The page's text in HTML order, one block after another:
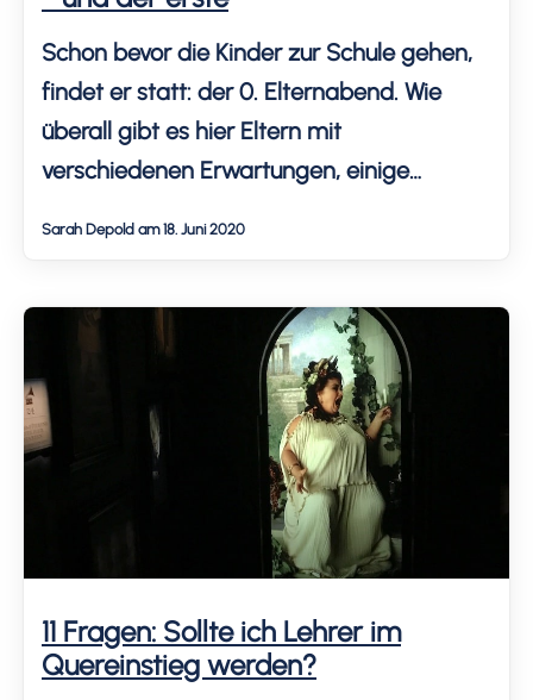
Schon bevor die Kinder zur Schule gehen,
findet er statt: der 0. Elternabend. Wie
überall gibt es hier Eltern mit
verschiedenen Erwartungen, einige
Sarah Depold am 18. Juni 2020
11 Fragen: Sollte ich Lehrer im
Quereinstieg werden?